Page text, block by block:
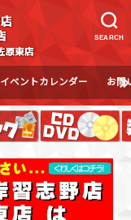
SEARCH
イベントカレンダー お問